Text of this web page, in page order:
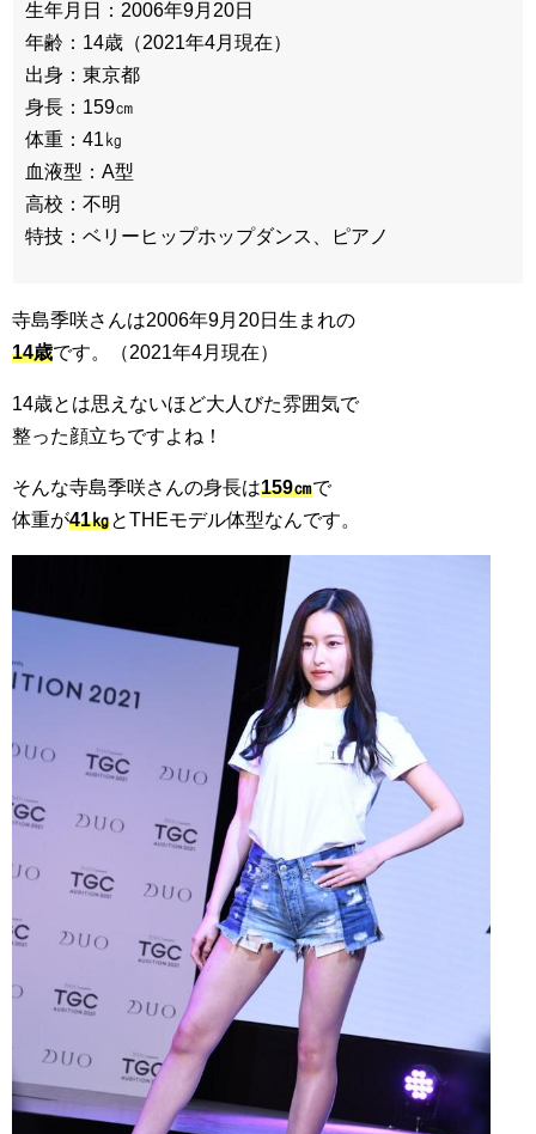
生年月日：2006年9月20日
年齢：14歳（2021年4月現在）
出身：東京都
身長：159㎝
体重：41㎏
血液型：A型
高校：不明
特技：ベリーヒップホップダンス、ピアノ
寺島季咲さんは2006年9月20日生まれの
14歳です。（2021年4月現在）
14歳とは思えないほど大人びた雰囲気で
整った顔立ちですよね！
そんな寺島季咲さんの身長は159㎝で
体重が41㎏とTHEモデル体型なんです。